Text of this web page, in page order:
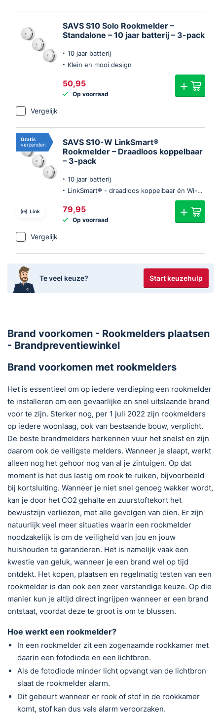
SAVS S10 Solo Rookmelder –
Standalone – 10 jaar batterij – 3-pack
10 jaar batterij
Klein en mooi design
50,95
Op voorraad
Vergelijk
Link
Gratis
verzenden
SAVS S10-W LinkSmart®
Rookmelder – Draadloos koppelbaar
– 3-pack
10 jaar batterij
LinkSmart® - draadloos koppelbaar én Wi-Fi (optie)
79,95
Op voorraad
Vergelijk
Te veel keuze? Start keuzehulp
Brand voorkomen - Rookmelders plaatsen
- Brandpreventiewinkel
Brand voorkomen met rookmelders
Het is essentieel om op iedere verdieping een rookmelder
te installeren om een gevaarlijke en snel uitslaande brand
voor te zijn. Sterker nog, per 1 juli 2022 zijn rookmelders
op iedere woonlaag, ook van bestaande bouw, verplicht.
De beste brandmelders herkennen vuur het snelst en zijn
daarom ook de veiligste melders. Wanneer je slaapt, werkt
alleen nog het gehoor nog van al je zintuigen. Op dat
moment is het dus lastig om rook te ruiken, bijvoorbeeld
bij kortsluiting. Wanneer je niet snel genoeg wakker wordt,
kan je door het CO2 gehalte en zuurstoftekort het
bewustzijn verliezen, met alle gevolgen van dien. Er zijn
natuurlijk veel meer situaties waarin een rookmelder
noodzakelijk is om de veiligheid van jou en jouw
huishouden te garanderen. Het is namelijk vaak een
kwestie van geluk, wanneer je een brand wel op tijd
ontdekt. Het kopen, plaatsen en regelmatig testen van een
rookmelder is dan ook een zeer verstandige keuze. Op die
manier kun je altijd direct ingrijpen wanneer er een brand
ontstaat, voordat deze te groot is om te blussen.
Hoe werkt een rookmelder?
In een rookmelder zit een zogenaamde rookkamer met
daarin een fotodiode en een lichtbron.
Als de fotodiode minder licht opvangt van de lichtbron
slaat de rookmelder alarm.
Dit gebeurt wanneer er rook of stof in de rookkamer
komt, stof kan dus vals alarm veroorzaken.